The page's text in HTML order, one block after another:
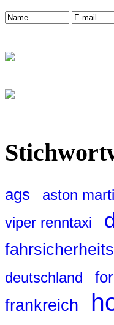
ags aston
viper renntaxi
deutschland
frankreich